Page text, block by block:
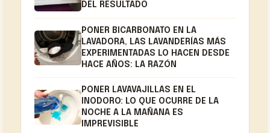
DEL RESULTADO
PONER BICARBONATO EN LA
LAVADORA, LAS LAVANDERÍAS MÁS
EXPERIMENTADAS LO HACEN DESDE
HACE AÑOS: LA RAZÓN
PONER LAVAVAJILLAS EN EL
INODORO: LO QUE OCURRE DE LA
NOCHE A LA MAÑANA ES
IMPREVISIBLE